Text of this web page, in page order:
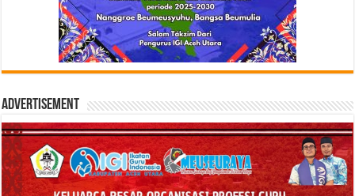
Advertisement